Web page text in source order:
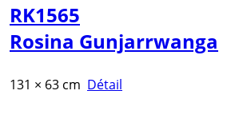
RK1565
Rosina Gunjarrwanga
131 × 63 cm Détail